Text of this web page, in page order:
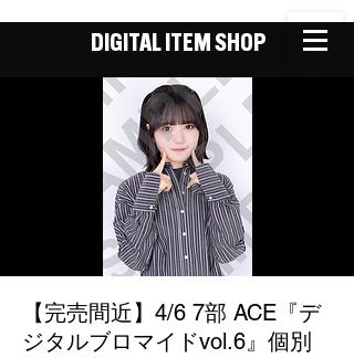
DIGITAL ITEM SHOP
【完売間近】4/6 7部 ACE『デ
ジタルブロマイドvol.6』個別